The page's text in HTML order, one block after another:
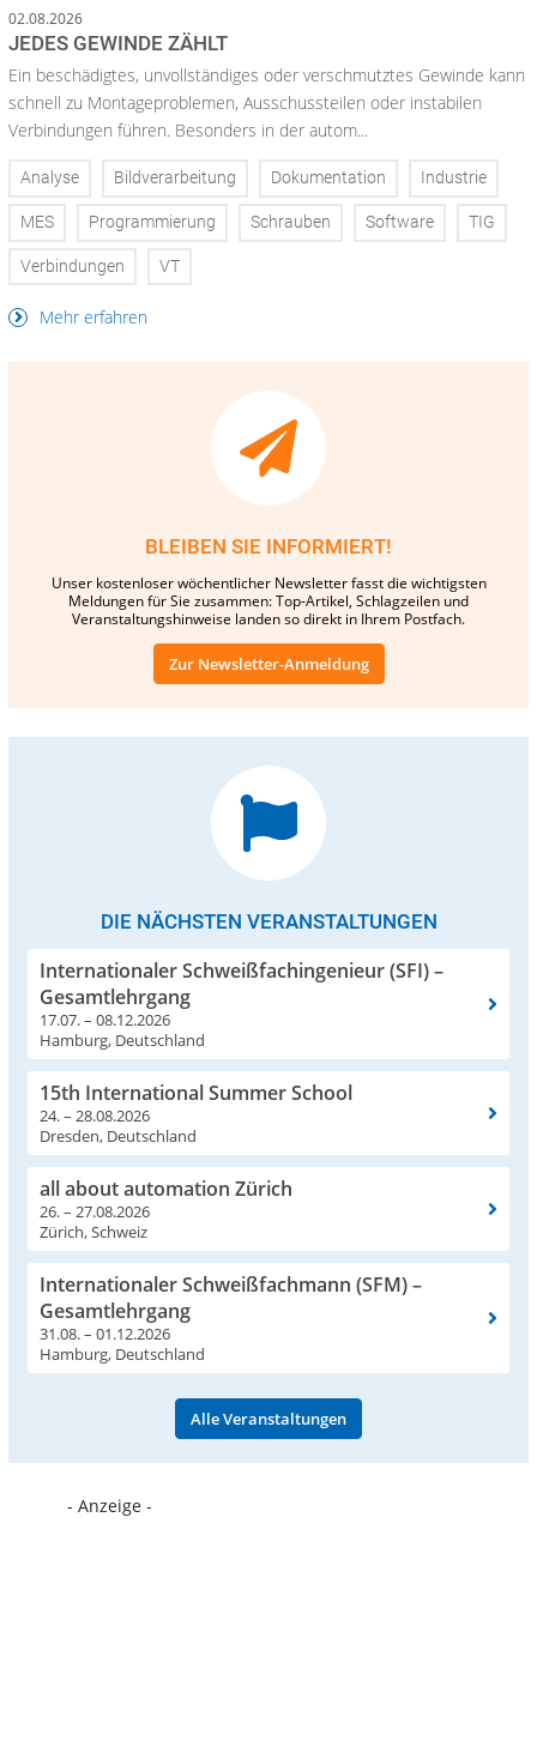
02.08.2026
JEDES GEWINDE ZÄHLT
Ein beschädigtes, unvollständiges oder verschmutztes Gewinde kann
schnell zu Montageproblemen, Ausschussteilen oder instabilen
Verbindungen führen. Besonders in der autom...
Analyse Bildverarbeitung Dokumentation Industrie
MES Programmierung Schrauben Software TIG
Verbindungen VT
Mehr erfahren
BLEIBEN SIE INFORMIERT!
Unser kostenloser wöchentlicher Newsletter fasst die wichtigsten
Meldungen für Sie zusammen: Top-Artikel, Schlagzeilen und
Veranstaltungshinweise landen so direkt in Ihrem Postfach.
Zur Newsletter-Anmeldung
DIE NÄCHSTEN VERANSTALTUNGEN
Internationaler Schweißfachingenieur (SFI) –
Gesamtlehrgang
17.07. – 08.12.2026
Hamburg, Deutschland
15th International Summer School
24. – 28.08.2026
Dresden, Deutschland
all about automation Zürich
26. – 27.08.2026
Zürich, Schweiz
Internationaler Schweißfachmann (SFM) –
Gesamtlehrgang
31.08. – 01.12.2026
Hamburg, Deutschland
Alle Veranstaltungen
- Anzeige -